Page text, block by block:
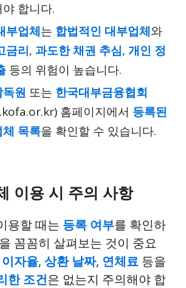
합니다.
부업체는 합법적인 대부업체와
금리, 과도한 채권 추심, 개인 정
등의 위험이 높습니다.
원 또는 한국대부금융협회
홈페이지에서 등록된
목록을 확인할 수 있습니다.
이용 시 주의 사항
용할 때는 등록 여부를 확인하
을 꼼꼼히 살펴보는 것이 중요
이자율, 상환 날짜, 연체료 등을
한 조건은 없는지 주의해야 합